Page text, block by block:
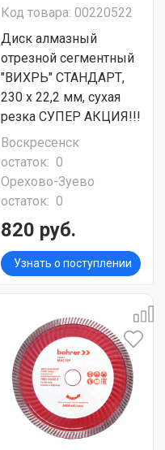
Код товара: 00220522
Диск алмазный
отрезной сегментный
"ВИХРЬ" СТАНДАРТ,
230 х 22,2 мм, сухая
резка СУПЕР АКЦИЯ!!!
Воскресенск
остаток: 0
Орехово-Зуево
остаток: 0
820 руб.
Узнать о поступлении